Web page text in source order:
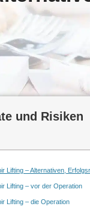
und Risiken
Lifting – Alternativen,
Lifting – vor der Operation
Lifting – die Operation